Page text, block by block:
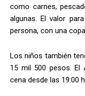
como carnes,
algunas. El valor
persona, con una
Los niños también
15 mil 500 pesos. El
cena desde las 19:00